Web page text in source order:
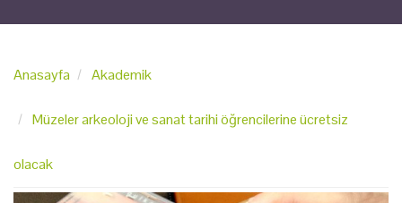
Anasayfa Akademik
Müzeler arkeoloji ve sanat tarihi öğrencilerine ücretsiz
olacak